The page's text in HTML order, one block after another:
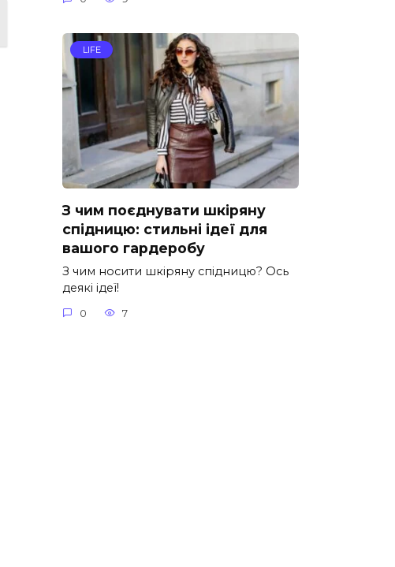
LIFE
З чим поєднувати шкіряну
спідницю: стильні ідеї для
вашого гардеробу
З чим носити шкіряну спідницю? Ось
деякі ідеї!
0 7